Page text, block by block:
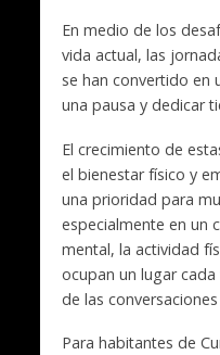
En medio de los
vida actual, las
se han convertido en
una pausa y dedicar
El crecimiento de
el bienestar físico y
una prioridad para
especialmente en un
mental, la actividad
ocupan un lugar
de las
Para habitantes de